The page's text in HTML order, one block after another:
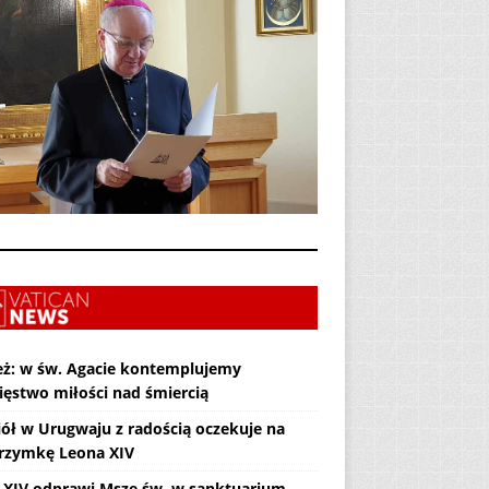
w św. Agacie kontemplujemy
miłości nad śmiercią
w Urugwaju z radością oczekuje na
Leona XIV